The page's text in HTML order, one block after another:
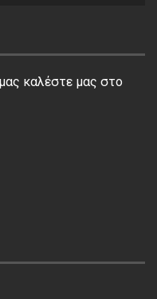
καλέστε μας στο